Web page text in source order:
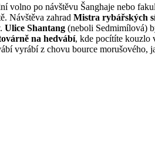
volno po návštěvu Šanghaje nebo
Návštěva zahrad Mistra rybářských
Ulice Shantang (neboli Sedmimílová)
na hedvábí, kde pocítíte kouzlo
vyrábí z chovu bource